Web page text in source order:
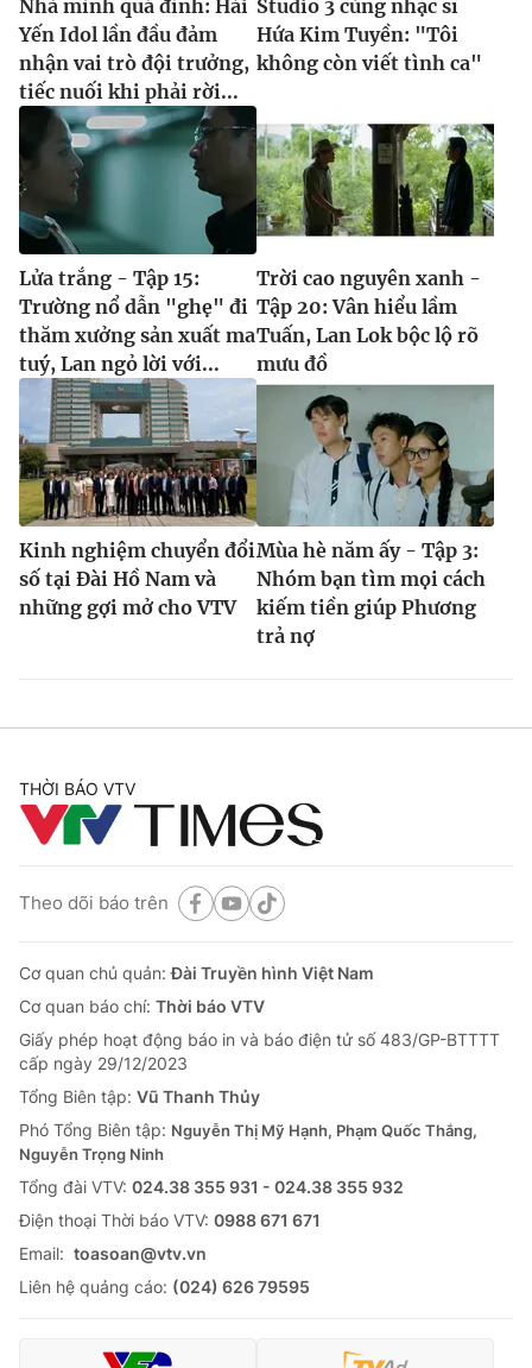
Nhà mình quá đỉnh: Hải
Yến Idol lần đầu đảm
nhận vai trò đội trưởng,
tiếc nuối khi phải rời...
Studio 3 cùng nhạc sĩ
Hứa Kim Tuyền: "Tôi
không còn viết tình ca"
Lửa trắng - Tập 15:
Trường nổ dẫn "ghẹ" đi
thăm xưởng sản xuất ma
tuý, Lan ngỏ lời với...
Trời cao nguyên xanh -
Tập 20: Vân hiểu lầm
Tuấn, Lan Lok bộc lộ rõ
mưu đồ
Kinh nghiệm chuyển đổi
số tại Đài Hồ Nam và
những gợi mở cho VTV
Mùa hè năm ấy - Tập 3:
Nhóm bạn tìm mọi cách
kiếm tiền giúp Phương
trả nợ
THỜI BÁO VTV
Theo dõi báo trên
Cơ quan chủ quản:Đài Truyền hình Việt Nam
Cơ quan báo chí: Thời báo VTV
Giấy phép hoạt động báo in và báo điện tử số 483/GP-BTTTT
cấp ngày 29/12/2023
Tổng Biên tập: Vũ Thanh Thủy
Phó Tổng Biên tập: Nguyễn Thị Mỹ Hạnh, Phạm Quốc Thắng,
Nguyễn Trọng Ninh
Tổng đài VTV: 024.38 355 931 - 024.38 355 932
Ðiện thoại Thời báo VTV: 0988 671 671
Email: toasoan@vtv.vn
Liên hệ quảng cáo: (024) 626 79595